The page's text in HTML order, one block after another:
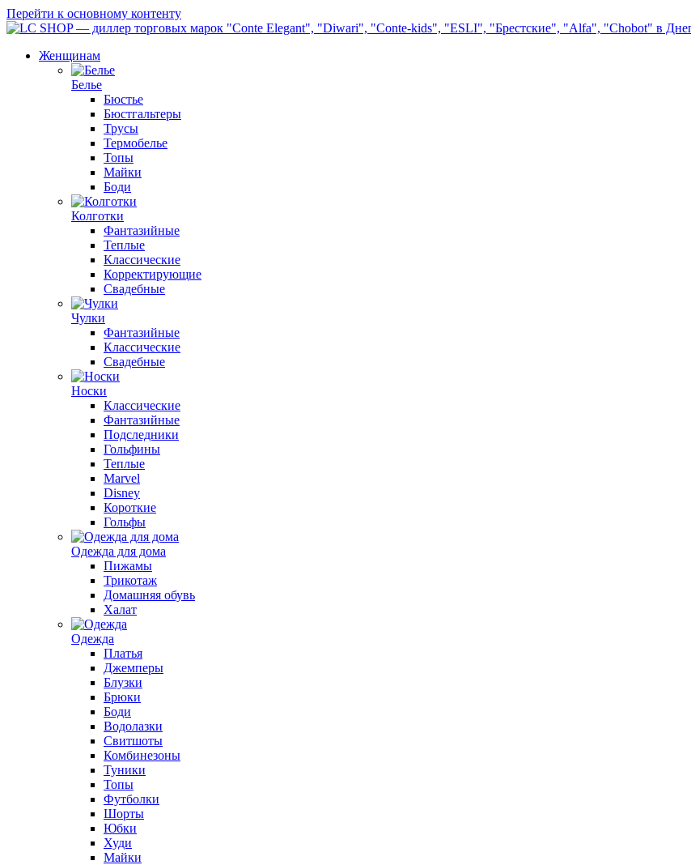
Перейти к основному контенту
Женщинам
Белье
Бюстье
Бюстгальтеры
Трусы
Термобелье
Топы
Майки
Боди
Колготки
Фантазийные
Теплые
Классические
Корректирующие
Свадебные
Чулки
Фантазийные
Классические
Свадебные
Носки
Классические
Фантазийные
Подследники
Гольфины
Теплые
Marvel
Disney
Короткие
Гольфы
Одежда для дома
Пижамы
Трикотаж
Домашняя обувь
Халат
Одежда
Платья
Джемперы
Блузки
Брюки
Боди
Водолазки
Свитшоты
Комбинезоны
Туники
Топы
Футболки
Шорты
Юбки
Худи
Майки